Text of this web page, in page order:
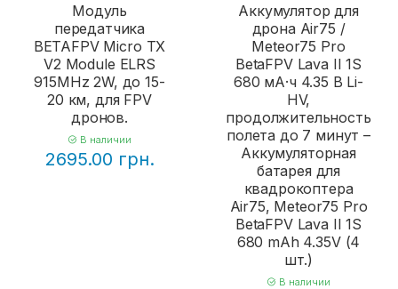
Модуль
передатчика
BETAFPV Micro TX
V2 Module ELRS
915MHz 2W, до 15-
20 км, для FPV
дронов.
В наличии
2695.00 грн.
Аккумулятор для
дрона Air75 /
Meteor75 Pro
BetaFPV Lava II 1S
680 мА·ч 4.35 В Li-
HV,
продолжительность
полета до 7 минут –
Аккумуляторная
батарея для
квадрокоптера
Air75, Meteor75 Pro
BetaFPV Lava II 1S
680 mAh 4.35V (4
шт.)
В наличии